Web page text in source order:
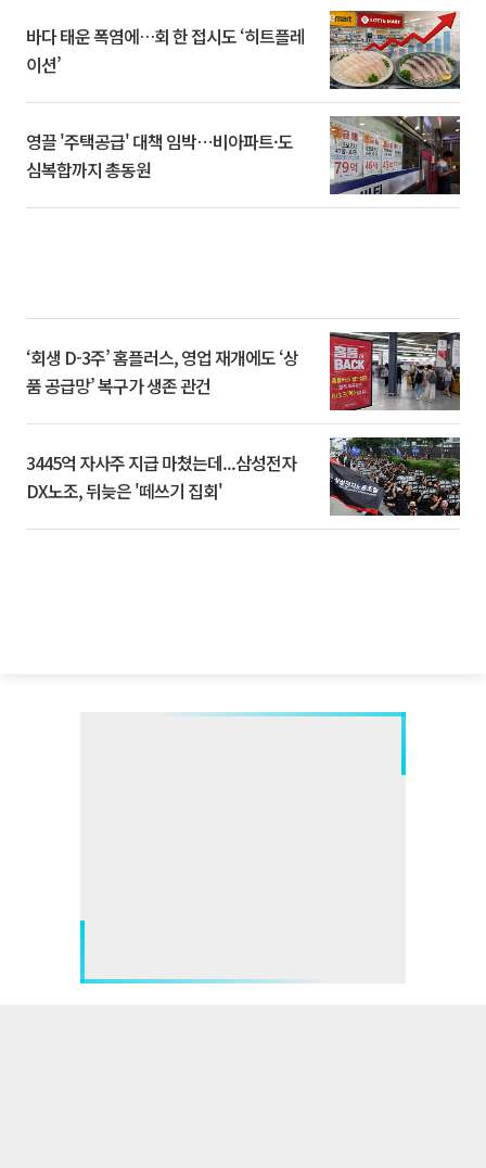
바다 태운 폭염에…회 한 접시도 ‘히트플레
이션’
영끌 '주택공급' 대책 임박⋯비아파트·도
심복합까지 총동원
‘회생 D-3주’ 홈플러스, 영업 재개에도 ‘상
품 공급망’ 복구가 생존 관건
3445억 자사주 지급 마쳤는데...삼성전자
DX노조, 뒤늦은 '떼쓰기 집회'